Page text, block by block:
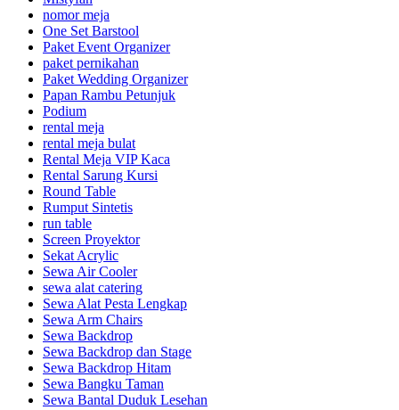
nomor meja
One Set Barstool
Paket Event Organizer
paket pernikahan
Paket Wedding Organizer
Papan Rambu Petunjuk
Podium
rental meja
rental meja bulat
Rental Meja VIP Kaca
Rental Sarung Kursi
Round Table
Rumput Sintetis
run table
Screen Proyektor
Sekat Acrylic
Sewa Air Cooler
sewa alat catering
Sewa Alat Pesta Lengkap
Sewa Arm Chairs
Sewa Backdrop
Sewa Backdrop dan Stage
Sewa Backdrop Hitam
Sewa Bangku Taman
Sewa Bantal Duduk Lesehan